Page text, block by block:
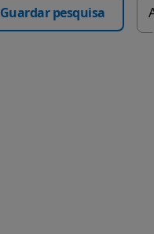
Guardar pesquisa